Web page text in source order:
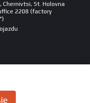
Chernivtsi, St. Holovna
2208 (factory